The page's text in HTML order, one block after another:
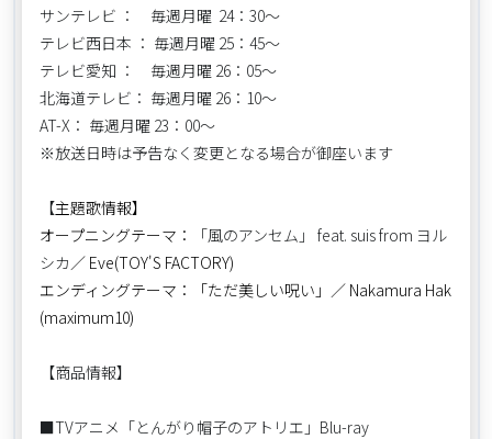
サンテレビ ： 毎週月曜 24：30〜
テレビ西日本 ： 毎週月曜 25：45～
テレビ愛知 ： 毎週月曜 26：05〜
北海道テレビ： 毎週月曜 26：10～
AT-X： 毎週月曜 23：00〜
※放送日時は予告なく変更となる場合が御座います
【主題歌情報】
オープニングテーマ：
「風のアンセム」 feat. suis from ヨル
シカ ／ Eve(TOY'S FACTORY)
エンディングテーマ：「ただ美しい呪い」／ Nakamura Hak
(maximum10)
【商品情報】
■TVアニメ「とんがり帽子のアトリエ」Blu-ray